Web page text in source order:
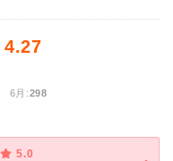
4.27
月:298
5.0